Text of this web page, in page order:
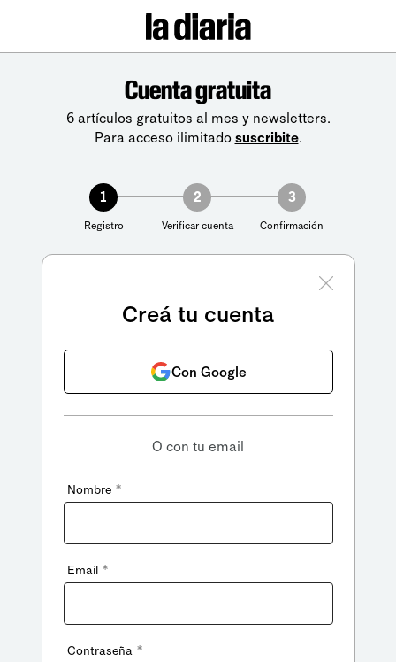
Cuenta gratuita
6 artículos gratuitos al mes y newsletters.
Para acceso ilimitado suscribite.
1
Registro
2
Verificar cuenta
3
Confirmación
Creá tu cuenta
Con Google
O con tu email
Nombre *
Email *
Contraseña *